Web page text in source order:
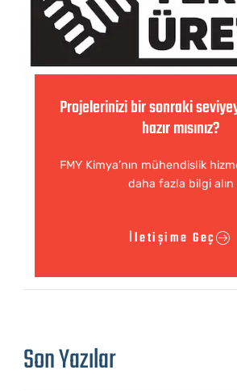
Projelerinizi bir sonraki
hazır mısınız?
FMY Kimya’nın mühendislik
daha fazla bilgi alın
İletişime Geç
Son Yazılar